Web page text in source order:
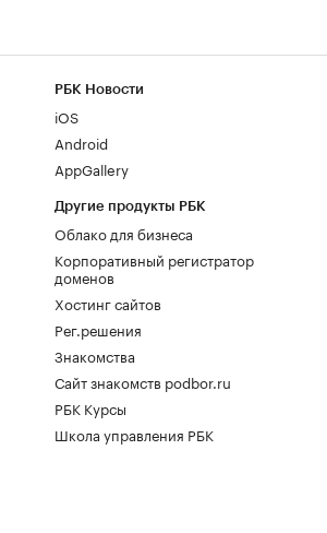
РБК Новости
iOS
Android
AppGallery
Другие продукты РБК
Облако для бизнеса
Корпоративный регистратор
доменов
Хостинг сайтов
Рег.решения
Знакомства
Сайт знакомств podbor.ru
РБК Курсы
Школа управления РБК